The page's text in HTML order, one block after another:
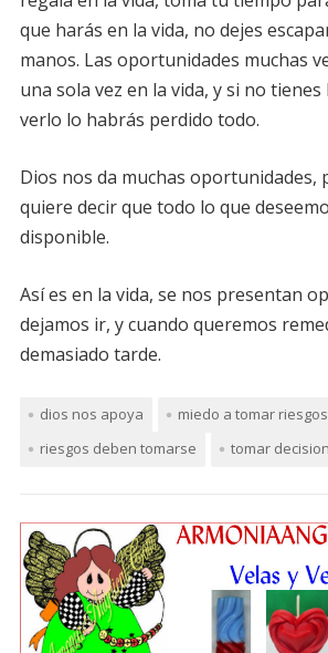
que harás en la vida, no dejes
manos. Las oportunidades muchas
una sola vez en la vida, y si no
verlo lo habrás perdido todo.
Dios nos da muchas oportunidades,
quiere decir que todo lo que
disponible.
Así es en la vida, se nos presentan
dejamos ir, y cuando queremos
demasiado tarde.
dios nos apoya
miedo a tomar riesgos
riesgos deben tomarse
tomar